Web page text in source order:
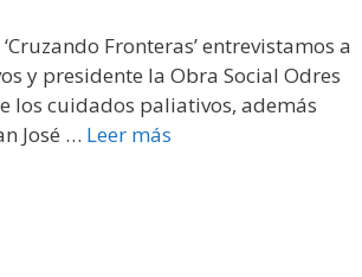
Fronteras’ entrevistamos a
y presidente la Obra Social Odres
los cuidados paliativos, además
José … Leer más